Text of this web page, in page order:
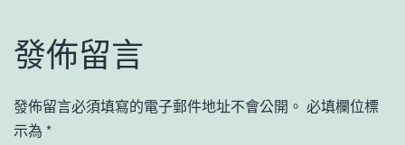
發佈留言
發佈留言必須填寫的電子郵件地址不會公開。 必填欄位標
示為 *